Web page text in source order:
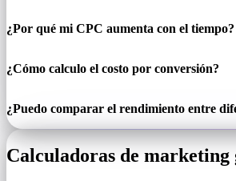
¿Por qué mi CPC aumenta con el tiempo?
¿Cómo calculo el costo por conversión?
¿Puedo comparar el rendimiento entre
Calculadoras de marketing